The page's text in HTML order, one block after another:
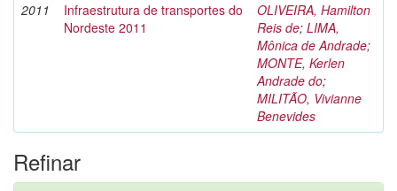
2011
Infraestrutura de transportes do
Nordeste 2011
OLIVEIRA, Hamilton
Reis de; LIMA,
Mônica de Andrade;
MONTE, Kerlen
Andrade do;
MILITÃO, Vivianne
Benevides
Refinar